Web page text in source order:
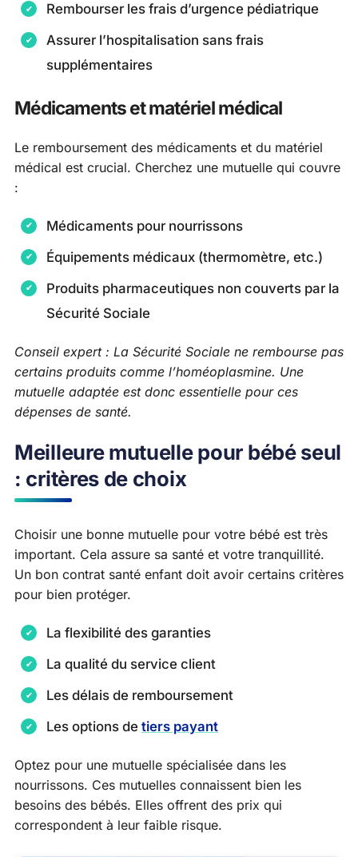
Rembourser les frais d’urgence pédiatrique
Assurer l’hospitalisation sans frais
supplémentaires
Médicaments et matériel médical
Le remboursement des médicaments et du matériel
médical est crucial. Cherchez une mutuelle qui couvre
:
Médicaments pour nourrissons
Équipements médicaux (thermomètre, etc.)
Produits pharmaceutiques non couverts par la
Sécurité Sociale
Conseil expert : La Sécurité Sociale ne rembourse pas
certains produits comme l’homéoplasmine. Une
mutuelle adaptée est donc essentielle pour ces
dépenses de santé.
Meilleure mutuelle pour bébé seul
: critères de choix
Choisir une bonne mutuelle pour votre bébé est très
important. Cela assure sa santé et votre tranquillité.
Un bon contrat santé enfant doit avoir certains critères
pour bien protéger.
La flexibilité des garanties
La qualité du service client
Les délais de remboursement
Les options de tiers payant
Optez pour une mutuelle spécialisée dans les
nourrissons. Ces mutuelles connaissent bien les
besoins des bébés. Elles offrent des prix qui
correspondent à leur faible risque.